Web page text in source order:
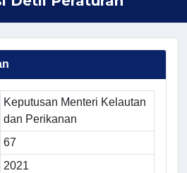
Keputusan Menteri Kelautan
dan Perikanan
67
2021